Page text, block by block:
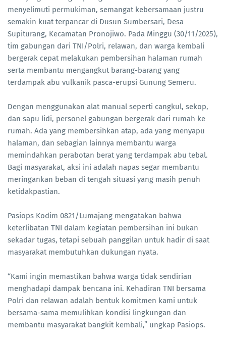
menyelimuti permukiman, semangat kebersamaan justru
semakin kuat terpancar di Dusun Sumbersari, Desa
Supiturang, Kecamatan Pronojiwo. Pada Minggu (30/11/2025),
tim gabungan dari TNI/Polri, relawan, dan warga kembali
bergerak cepat melakukan pembersihan halaman rumah
serta membantu mengangkut barang-barang yang
terdampak abu vulkanik pasca-erupsi Gunung Semeru.
Dengan menggunakan alat manual seperti cangkul, sekop,
dan sapu lidi, personel gabungan bergerak dari rumah ke
rumah. Ada yang membersihkan atap, ada yang menyapu
halaman, dan sebagian lainnya membantu warga
memindahkan perabotan berat yang terdampak abu tebal.
Bagi masyarakat, aksi ini adalah napas segar membantu
meringankan beban di tengah situasi yang masih penuh
ketidakpastian.
Pasiops Kodim 0821/Lumajang mengatakan bahwa
keterlibatan TNI dalam kegiatan pembersihan ini bukan
sekadar tugas, tetapi sebuah panggilan untuk hadir di saat
masyarakat membutuhkan dukungan nyata.
“Kami ingin memastikan bahwa warga tidak sendirian
menghadapi dampak bencana ini. Kehadiran TNI bersama
Polri dan relawan adalah bentuk komitmen kami untuk
bersama-sama memulihkan kondisi lingkungan dan
membantu masyarakat bangkit kembali,” ungkap Pasiops.